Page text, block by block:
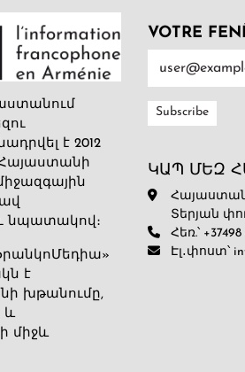
է 2012
նպատակով։
է
խթանումը,
և
միջև
VOTRE
ԿԱՊ ՄԵԶ
Տերյան
Հեռ.՝ +37498
Էլ․փոստ՝